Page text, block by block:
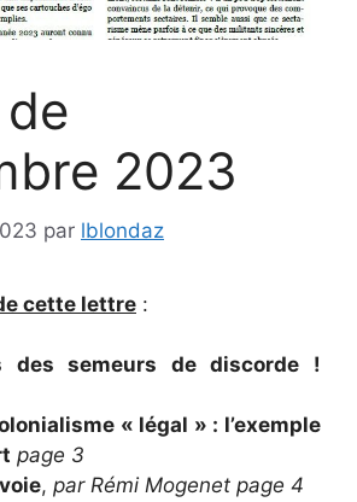
2023
par lblondaz
cette lettre :
des semeurs de discorde !
« légal » : l’exemple
page 3
, par Rémi Mogenet page 4